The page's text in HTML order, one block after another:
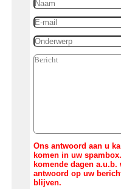
Ons antwoord aan u
komen in uw
komende dagen a.u.b.
antwoord op uw
blijven.